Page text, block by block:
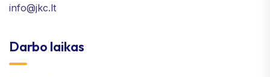
info@jkc.lt
Darbo laikas